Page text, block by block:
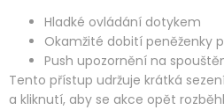
Hladké ovládání dotykem
Okamžité dobití peněženky
Push upozornění na
Tento přístup udržuje krátká
a kliknutí, aby se akce opět